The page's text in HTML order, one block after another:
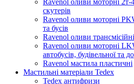
Ravenol оливи моторні 2т-
скутерів
Ravenol оливи моторні
та бусів
Ravenol оливи трансмісійні
Ravenol оливи моторні
автобусів, будівельної та
Ravenol мастила пластичні
Мастильні матеріали Tedex
Tedex антифризи